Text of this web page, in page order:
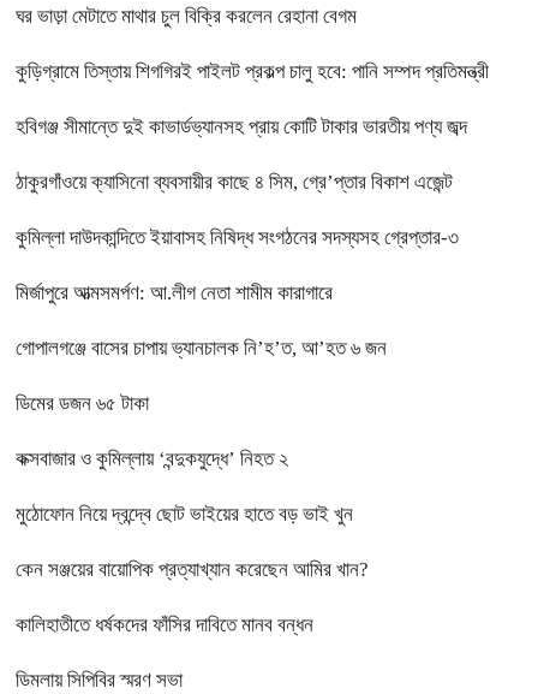
ঘর ভাড়া মেটাতে মাথার চুল বিক্রি করলেন রেহানা বেগম
কুড়িগ্রামে তিস্তায় শিগগিরই পাইলট প্রকল্প চালু হবে: পানি সম্পদ প্রতিমন্ত্রী
হবিগঞ্জ সীমান্তে দুই কাভার্ডভ্যানসহ প্রায় কোটি টাকার ভারতীয় পণ্য জব্দ
ঠাকুরগাঁওয়ে ক্যাসিনো ব্যবসায়ীর কাছে ৪ সিম, গ্রে’প্তার বিকাশ এজেন্ট
কুমিল্লা দাউদকান্দিতে ইয়াবাসহ নিষিদ্ধ সংগঠনের সদস্যসহ গ্রেপ্তার-৩
মির্জাপুরে আত্মসমর্পণ: আ.লীগ নেতা শামীম কারাগারে
গোপালগঞ্জে বাসের চাপায় ভ্যানচালক নি’হ’ত, আ’হত ৬ জন
ডিমের ডজন ৬৫ টাকা
কক্সবাজার ও কুমিল্লায় ‘বন্দুকযুদ্ধে’ নিহত ২
মুঠোফোন নিয়ে দ্বন্দ্বে ছোট ভাইয়ের হাতে বড় ভাই খুন
কেন সঞ্জয়ের বায়োপিক প্রত্যাখ্যান করেছেন আমির খান?
কালিহাতীতে ধর্ষকদের ফাঁসির দাবিতে মানব বন্ধন
ডিমলায় সিপিবির স্মরণ সভা